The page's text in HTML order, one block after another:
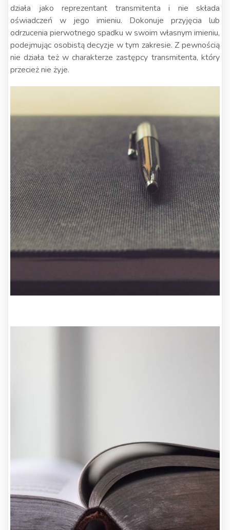
działa jako reprezentant transmitenta i nie składa
oświadczeń w jego imieniu. Dokonuje przyjęcia lub
odrzucenia pierwotnego spadku w swoim własnym imieniu,
podejmując osobistą decyzje w tym zakresie. Z pewnością
nie działa też w charakterze zastępcy transmitenta, który
przecież nie żyje.